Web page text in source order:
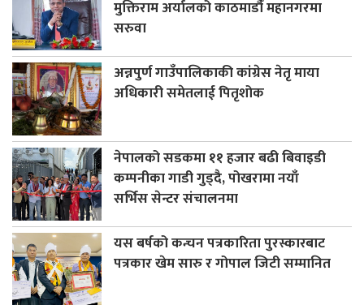
मुक्तिराम अर्यालको काठमाडौँ महानगरमा
सरुवा
अन्नपुर्ण गाउँपालिकाकी कांग्रेस नेतृ माया
अधिकारी समेतलाई पितृशोक
नेपालको सडकमा ११ हजार बढी बिवाइडी
कम्पनीका गाडी गुड्दै, पोखरामा नयाँ
सर्भिस सेन्टर संचालनमा
यस बर्षको कन्चन पत्रकारिता पुरस्कारबाट
पत्रकार खेम सारु र गोपाल जिटी सम्मानित